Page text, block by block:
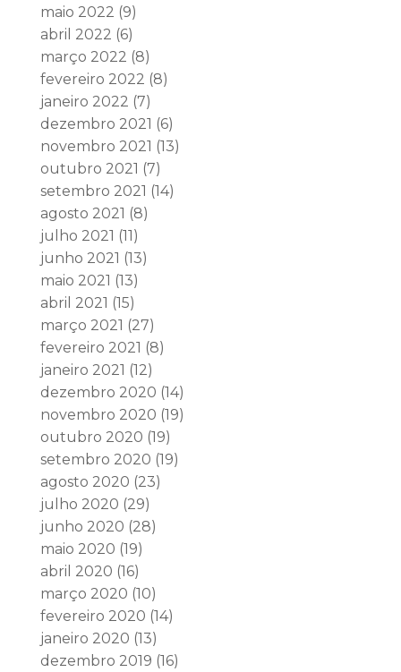
maio 2022 (9)
abril 2022 (6)
março 2022 (8)
fevereiro 2022 (8)
janeiro 2022 (7)
dezembro 2021 (6)
novembro 2021 (13)
outubro 2021 (7)
setembro 2021 (14)
agosto 2021 (8)
julho 2021 (11)
junho 2021 (13)
maio 2021 (13)
abril 2021 (15)
março 2021 (27)
fevereiro 2021 (8)
janeiro 2021 (12)
dezembro 2020 (14)
novembro 2020 (19)
outubro 2020 (19)
setembro 2020 (19)
agosto 2020 (23)
julho 2020 (29)
junho 2020 (28)
maio 2020 (19)
abril 2020 (16)
março 2020 (10)
fevereiro 2020 (14)
janeiro 2020 (13)
dezembro 2019 (16)